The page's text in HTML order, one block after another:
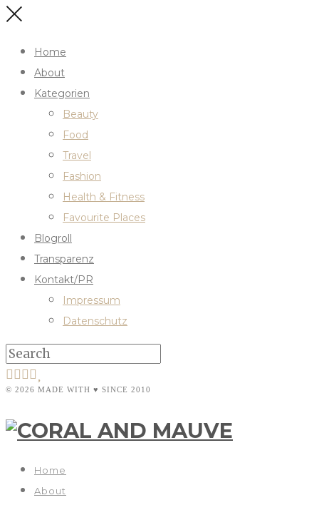
Home
About
Kategorien
Beauty
Food
Travel
Fashion
Health & Fitness
Favourite Places
Blogroll
Transparenz
Kontakt/PR
Impressum
Datenschutz
© 2026 MADE WITH ♥ SINCE 2010
Home
About